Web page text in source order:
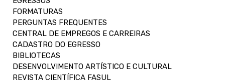
FORMATURAS
PERGUNTAS FREQUENTES
CENTRAL DE EMPREGOS E CARREIRAS
CADASTRO DO EGRESSO
BIBLIOTECAS
DESENVOLVIMENTO ARTÍSTICO E CULTURAL
REVISTA CIENTÍFICA FASUL